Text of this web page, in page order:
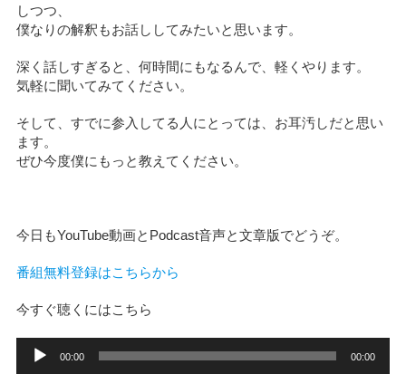
しつつ、
僕なりの解釈もお話ししてみたいと思います。
深く話しすぎると、何時間にもなるんで、軽くやります。
気軽に聞いてみてください。
そして、すでに参入してる人にとっては、お耳汚しだと思い
ます。
ぜひ今度僕にもっと教えてください。
今日もYouTube動画とPodcast音声と文章版でどうぞ。
番組無料登録はこちらから
今すぐ聴くにはこちら
00:00 00:00